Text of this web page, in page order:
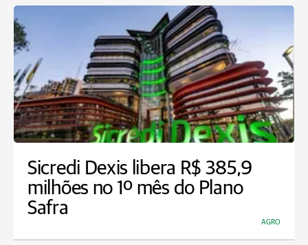
Sicredi Dexis libera R$ 385,9
milhões no 1º mês do Plano
Safra
AGRO